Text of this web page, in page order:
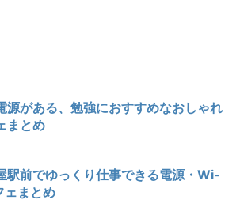
源がある、勉強におすすめなおしゃれ
まとめ
駅前でゆっくり仕事できる電源・Wi-
ェまとめ